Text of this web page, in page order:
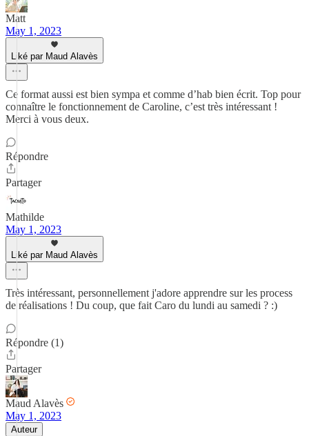
Matt
May 1, 2023
Liké par Maud Alavès
Ce format aussi est bien sympa et comme d’hab bien écrit. Top pour
connaître le fonctionnement de Caroline, c’est très intéressant !
Merci à vous deux.
Répondre
Partager
Mathilde
May 1, 2023
Liké par Maud Alavès
Très intéressant, personnellement j'adore apprendre sur les process
de réalisations ! Du coup, que fait Caro du lundi au samedi ? :)
Répondre (1)
Partager
Maud Alavès
May 1, 2023
Auteur